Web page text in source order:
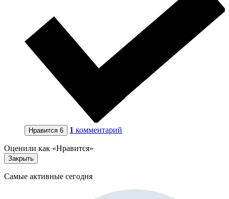
Нравится 6 1 комментарий
Оценили как «Нравится»
Закрыть
Самые активные сегодня